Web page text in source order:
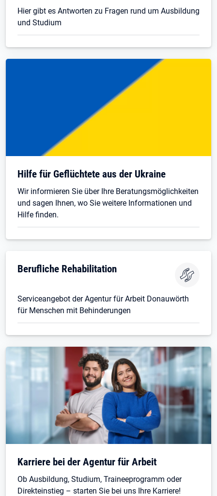
Hier gibt es Antworten zu Fragen rund um Ausbildung
und Studium
Hilfe für Geflüchtete aus der Ukraine
Wir informieren Sie über Ihre Beratungsmöglichkeiten
und sagen Ihnen, wo Sie weitere Informationen und
Hilfe finden.
Berufliche Rehabilitation
Serviceangebot der Agentur für Arbeit Donauwörth
für Menschen mit Behinderungen
Karriere bei der Agentur für Arbeit
Ob Ausbildung, Studium, Traineeprogramm oder
Direkteinstieg – starten Sie bei uns Ihre Karriere!